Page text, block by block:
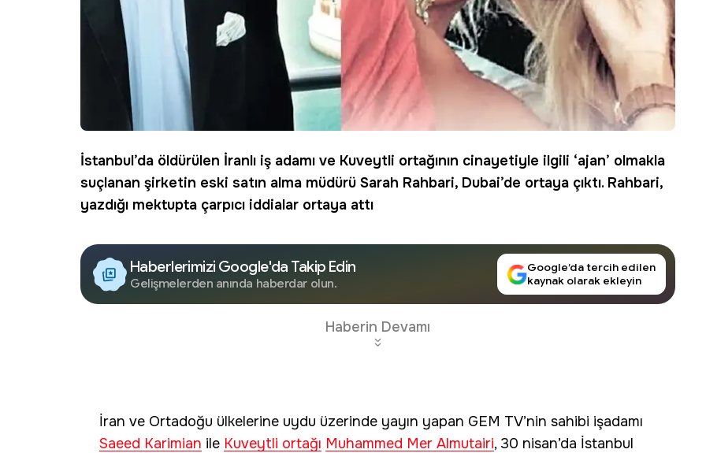
İstanbul’da öldürülen İranlı iş adamı ve Kuveytli ortağının cinayetiyle ilgili ‘ajan’ olmakla
suçlanan şirketin eski satın alma müdürü Sarah Rahbari, Dubai’de ortaya çıktı. Rahbari,
yazdığı mektupta çarpıcı iddialar ortaya attı
Haberlerimizi Google'da Takip Edin
Gelişmelerden anında haberdar olun.
Google’da tercih edilen
kaynak olarak ekleyin
Haberin Devamı
İran ve Ortadoğu ülkelerine uydu üzerinde yayın yapan GEM TV’nin sahibi işadamı
Saeed Karimian ile Kuveytli ortağı Muhammed Mer Almutairi, 30 nisan’da İstanbul